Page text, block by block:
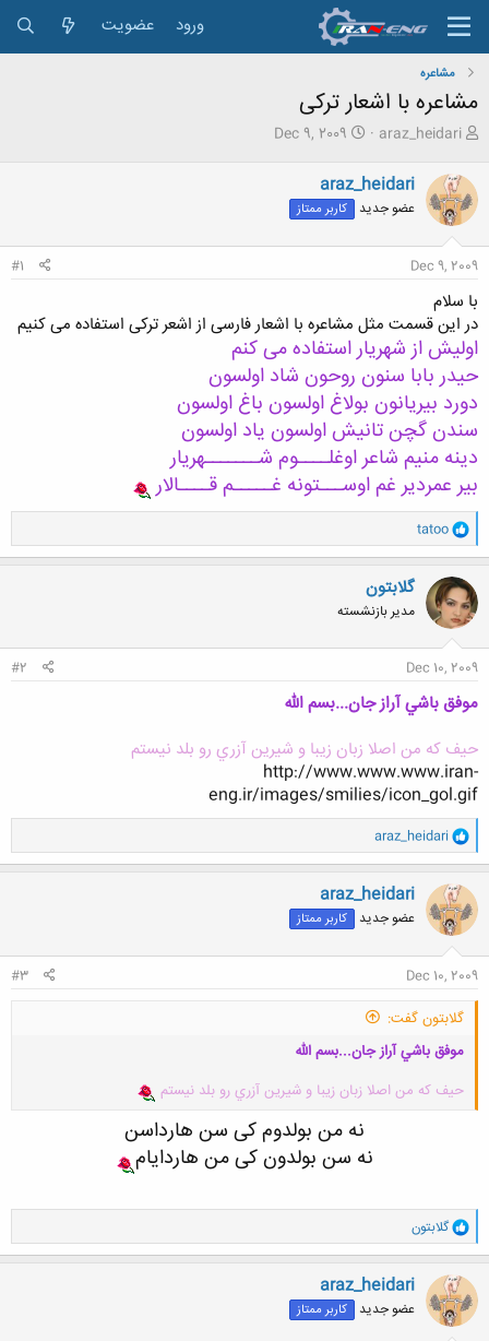
ورود عضویت
مشاعره
مشاعره با اشعار ترکی
ش
و
ع
ک
ن
ن
د
م
و
ض
و
ع
araz_heidari
ت
ی
خ
ر
Dec 9, 2009
araz_heidari
عضو جدید کاربر ممتاز
Dec 9, 2009
#1
با سلام
در این قسمت مثل مشاعره با اشعار فارسی از اشعر ترکی استفاده می کنیم
اولیش از شهریار استفاده می کنم
حیدر بابا سنون روحون شاد اولسون
دورد بیریانون بولاغ اولسون باغ اولسون
سندن گچن تانیش اولسون یاد اولسون
دینه منیم شاعر اوغلــــوم شـــــــهریار
بیر عمردیر غم اوســـتونه غـــــم قــــالار
و
ا
ک
ن
ش
ه
ا
tatoo
گلابتون
مدیر بازنشسته
Dec 10, 2009
#2
موفق باشي آراز جان...بسم الله
حيف كه من اصلا زبان زيبا و شيرين آزري رو بلد نيستم
http://www.www.www.iran-
eng.ir/images/smilies/icon_gol.gif
و
ا
ک
ن
ش
ه
ا
araz_heidari
araz_heidari
عضو جدید کاربر ممتاز
Dec 10, 2009
#3
گلابتون گفت:
موفق باشي آراز جان...بسم الله
حيف كه من اصلا زبان زيبا و شيرين آزري رو بلد نيستم
نه من بولدوم کی سن هارداسن
نه سن بولدون کی من هاردایام
و
ا
ک
ن
ش
ه
ا
گلابتون
araz_heidari
عضو جدید کاربر ممتاز